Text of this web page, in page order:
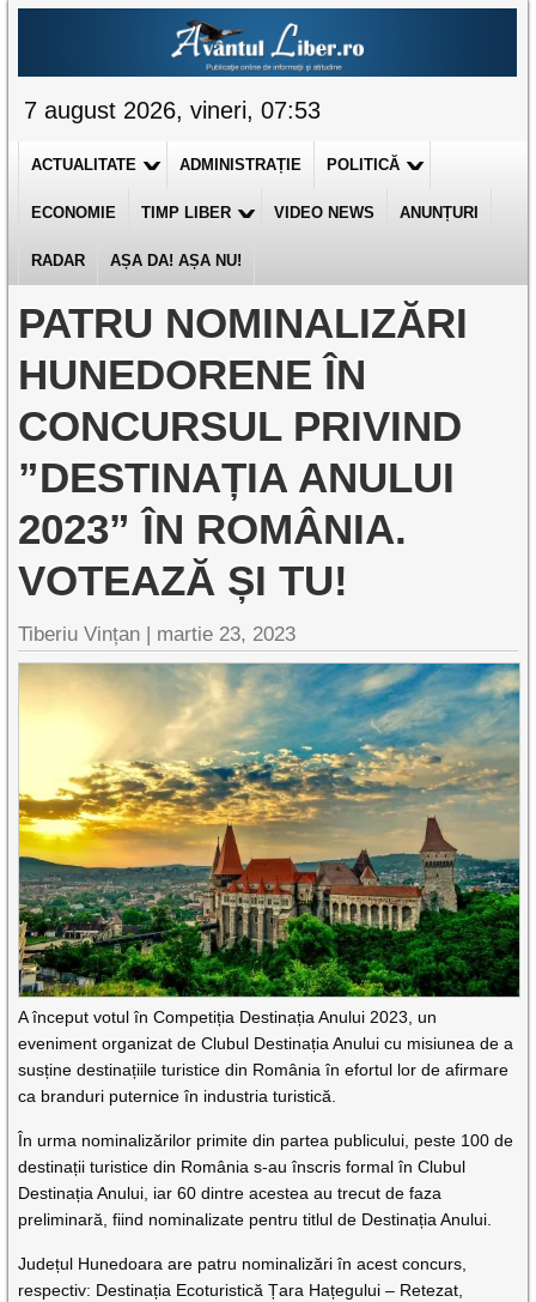
7 august 2026, vineri, 07:53
ACTUALITATE ADMINISTRAȚIE POLITICĂ
ECONOMIE TIMP LIBER VIDEO NEWS ANUNȚURI
RADAR AȘA DA! AȘA NU!
PATRU NOMINALIZĂRI
HUNEDORENE ÎN
CONCURSUL PRIVIND
”DESTINAȚIA ANULUI
2023” ÎN ROMÂNIA.
VOTEAZĂ ȘI TU!
Tiberiu Vințan | martie 23, 2023
A început votul în Competiția Destinația Anului 2023, un
eveniment organizat de Clubul Destinația Anului cu misiunea de a
susține destinațiile turistice din România în efortul lor de afirmare
ca branduri puternice în industria turistică.
În urma nominalizărilor primite din partea publicului, peste 100 de
destinații turistice din România s-au înscris formal în Clubul
Destinația Anului, iar 60 dintre acestea au trecut de faza
preliminară, fiind nominalizate pentru titlul de Destinația Anului.
Județul Hunedoara are patru nominalizări în acest concurs,
respectiv: Destinația Ecoturistică Țara Hațegului – Retezat,